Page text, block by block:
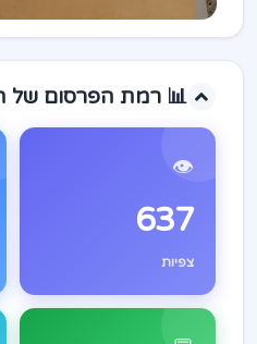
📊 רמת הפרסום של
👁️
637
צפיות